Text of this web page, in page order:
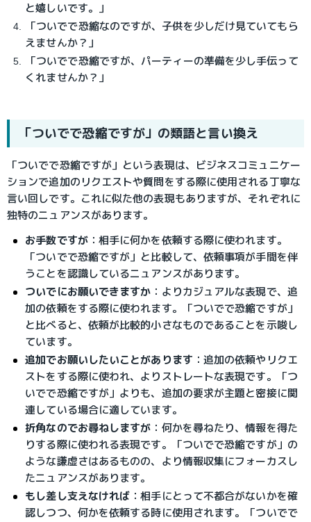
と嬉しいです。」
「ついでで恐縮なのですが、子供を少しだけ見ていてもら
えませんか？」
「ついでで恐縮ですが、パーティーの準備を少し手伝って
くれませんか？」
「ついでで恐縮ですが」の類語と言い換え
「ついでで恐縮ですが」という表現は、ビジネスコミュニケー
ションで追加のリクエストや質問をする際に使用される丁寧な
言い回しです。これに似た他の表現もありますが、それぞれに
独特のニュアンスがあります。
お手数ですが： 相手に何かを依頼する際に使われます。
「ついでで恐縮ですが」と比較して、依頼事項が手間を伴
うことを認識しているニュアンスがあります。
ついでにお願いできますか ： よりカジュアルな表現で、追
加の依頼をする際に使われます。
「ついでで恐縮ですが」
と比べると、依頼が比較的小さなものであることを示唆し
ています。
追加でお願いしたいことがあります ： 追加の依頼やリクエ
ストをする際に使われ、よりストレートな表現です。
「つ
いでで恐縮ですが」よりも、追加の要求が主題と密接に関
連している場合に適しています。
折角なのでお尋ねしますが ： 何かを尋ねたり、情報を得た
りする際に使われる表現です。
「ついでで恐縮ですが」の
ような謙虚さはあるものの、より情報収集にフォーカスし
たニュアンスがあります。
もし差し支えなければ ：相手にとって不都合がないかを確
認しつつ、何かを依頼する時に使用されます。
「ついでで